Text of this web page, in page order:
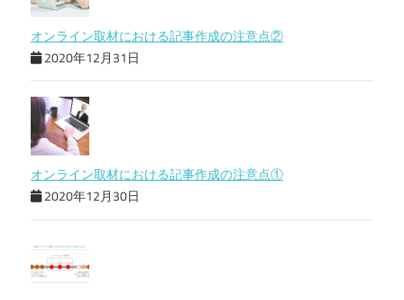
オンライン取材における記事作成の注意点②
2020年12月31日
オンライン取材における記事作成の注意点①
2020年12月30日